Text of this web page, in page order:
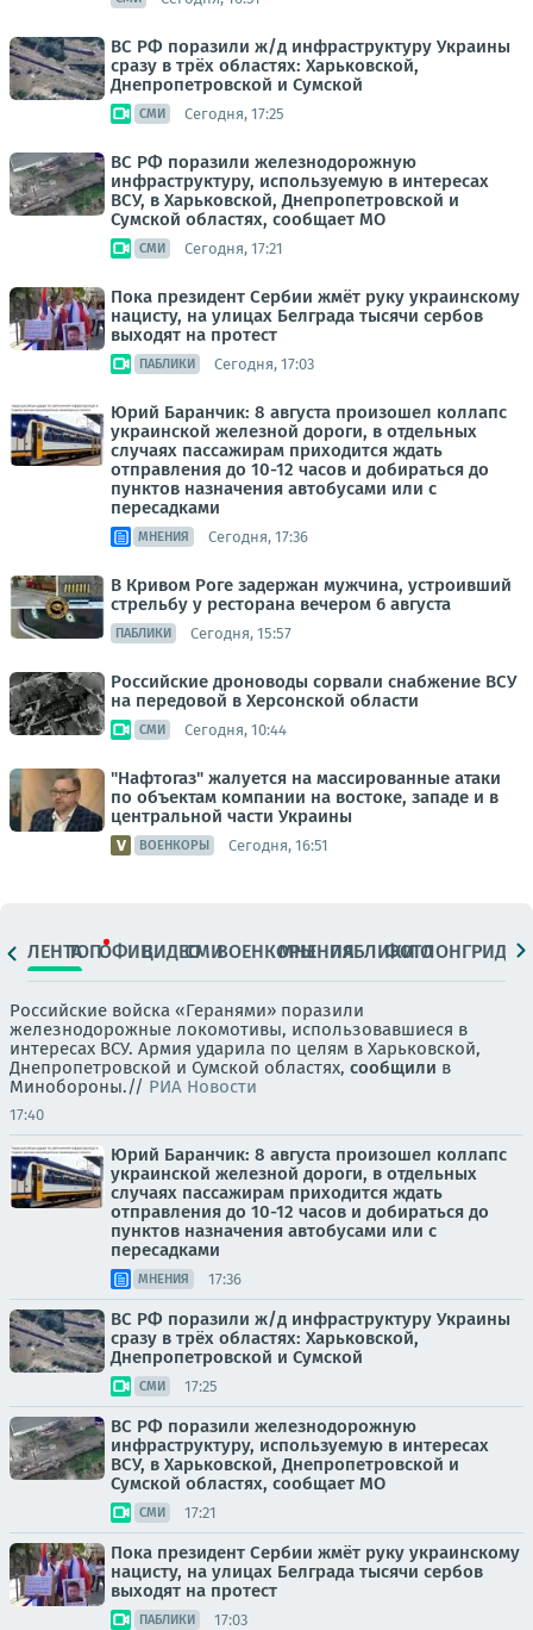
ВС РФ поразили ж/д инфраструктуру Украины
сразу в трёх областях: Харьковской,
Днепропетровской и Сумской
СМИ Сегодня, 17:25
ВС РФ поразили железнодорожную
инфраструктуру, используемую в интересах
ВСУ, в Харьковской, Днепропетровской и
Сумской областях, сообщает МО
СМИ Сегодня, 17:21
Пока президент Сербии жмёт руку украинскому
нацисту, на улицах Белграда тысячи сербов
выходят на протест
ПАБЛИКИ Сегодня, 17:03
Юрий Баранчик: 8 августа произошел коллапс
украинской железной дороги, в отдельных
случаях пассажирам приходится ждать
отправления до 10-12 часов и добираться до
пунктов назначения автобусами или с
пересадками
МНЕНИЯ Сегодня, 17:36
В Кривом Роге задержан мужчина, устроивший
стрельбу у ресторана вечером 6 августа
ПАБЛИКИ Сегодня, 15:57
Российские дроноводы сорвали снабжение ВСУ
на передовой в Херсонской области
СМИ Сегодня, 10:44
"Нафтогаз" жалуется на массированные атаки
по объектам компании на востоке, западе и в
центральной части Украины
ВОЕНКОРЫ Сегодня, 16:51
ЛЕНТАТОПОФИЦ.ВИДЕОСМИВОЕНКОРЫМНЕНИЯПАБЛИКИ
ФОТОЛОНГРИДЫ
Российские войска «Геранями» поразили
железнодорожные локомотивы, использовавшиеся в
интересах ВСУ. Армия ударила по целям в Харьковской,
Днепропетровской и Сумской областях, сообщили в
Минобороны.// РИА Новости
17:40
Юрий Баранчик: 8 августа произошел коллапс
украинской железной дороги, в отдельных
случаях пассажирам приходится ждать
отправления до 10-12 часов и добираться до
пунктов назначения автобусами или с
пересадками
МНЕНИЯ 17:36
ВС РФ поразили ж/д инфраструктуру Украины
сразу в трёх областях: Харьковской,
Днепропетровской и Сумской
СМИ 17:25
ВС РФ поразили железнодорожную
инфраструктуру, используемую в интересах
ВСУ, в Харьковской, Днепропетровской и
Сумской областях, сообщает МО
СМИ 17:21
Пока президент Сербии жмёт руку украинскому
нацисту, на улицах Белграда тысячи сербов
выходят на протест
ПАБЛИКИ 17:03